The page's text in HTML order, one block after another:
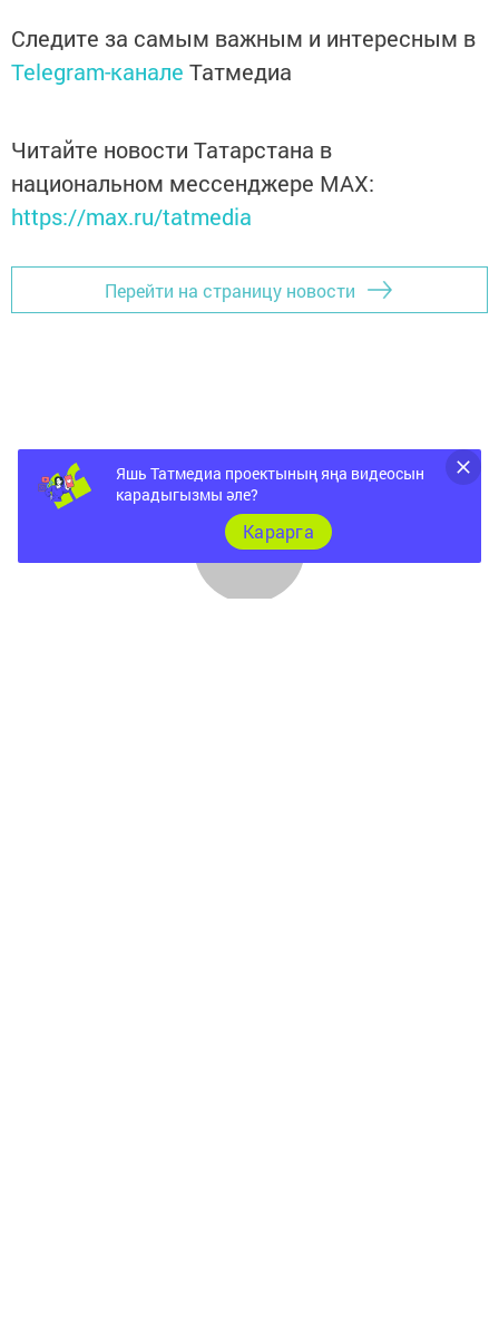
Следите за самым важным и интересным в
Telegram-канале Татмедиа
Читайте новости Татарстана в
национальном мессенджере MАХ:
https://max.ru/tatmedia
Перейти на страницу новости
Яшь Татмедиа проектының яңа видеосын
карадыгызмы әле?
Карарга